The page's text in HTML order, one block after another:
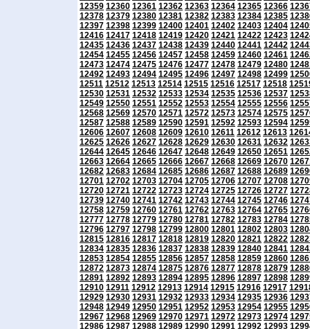
12359 12360 12361 12362 12363 12364 12365 12366
12378 12379 12380 12381 12382 12383 12384 12385
12397 12398 12399 12400 12401 12402 12403 12404
12416 12417 12418 12419 12420 12421 12422 12423
12435 12436 12437 12438 12439 12440 12441 12442
12454 12455 12456 12457 12458 12459 12460 12461
12473 12474 12475 12476 12477 12478 12479 12480
12492 12493 12494 12495 12496 12497 12498 12499
12511 12512 12513 12514 12515 12516 12517 12518
12530 12531 12532 12533 12534 12535 12536 12537
12549 12550 12551 12552 12553 12554 12555 12556
12568 12569 12570 12571 12572 12573 12574 12575
12587 12588 12589 12590 12591 12592 12593 12594
12606 12607 12608 12609 12610 12611 12612 12613
12625 12626 12627 12628 12629 12630 12631 12632
12644 12645 12646 12647 12648 12649 12650 12651
12663 12664 12665 12666 12667 12668 12669 12670
12682 12683 12684 12685 12686 12687 12688 12689
12701 12702 12703 12704 12705 12706 12707 12708
12720 12721 12722 12723 12724 12725 12726 12727
12739 12740 12741 12742 12743 12744 12745 12746
12758 12759 12760 12761 12762 12763 12764 12765
12777 12778 12779 12780 12781 12782 12783 12784
12796 12797 12798 12799 12800 12801 12802 12803
12815 12816 12817 12818 12819 12820 12821 12822
12834 12835 12836 12837 12838 12839 12840 12841
12853 12854 12855 12856 12857 12858 12859 12860
12872 12873 12874 12875 12876 12877 12878 12879
12891 12892 12893 12894 12895 12896 12897 12898
12910 12911 12912 12913 12914 12915 12916 12917
12929 12930 12931 12932 12933 12934 12935 12936
12948 12949 12950 12951 12952 12953 12954 12955
12967 12968 12969 12970 12971 12972 12973 12974
12986 12987 12988 12989 12990 12991 12992 12993